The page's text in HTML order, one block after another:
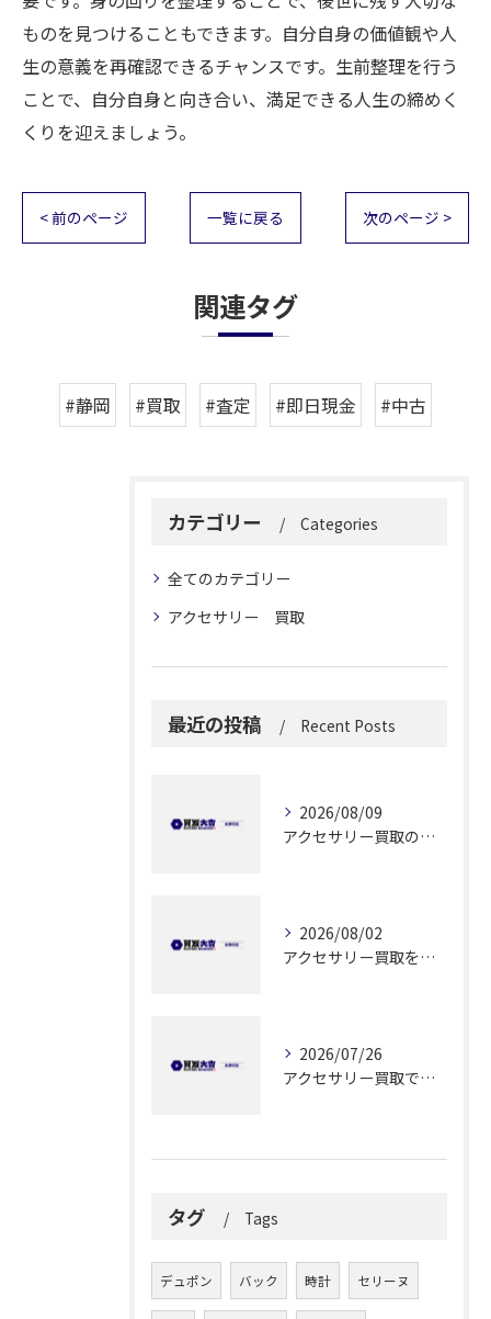
ものを見つけることもできます。自分自身の価値観や人
生の意義を再確認できるチャンスです。生前整理を行う
ことで、自分自身と向き合い、満足できる人生の締めく
くりを迎えましょう。
< 前のページ 一覧に戻る 次のページ >
関連タグ
#静岡 #買取 #査定 #即日現金 #中古
カテゴリー Categories
全てのカテゴリー
アクセサリー 買取
最近の投稿 Recent Posts
2026/08/09
アクセサリー買取の利便性を静岡県静岡市で実感するためのポイント解説
2026/08/02
アクセサリー買取を実施する前に知っておきたい高価売却と安全な手続きのポイント
2026/07/26
アクセサリー買取で納得できる解答を静岡県静岡市で見つけるためのポイント
タグ Tags
デュポン バック 時計 セリーヌ